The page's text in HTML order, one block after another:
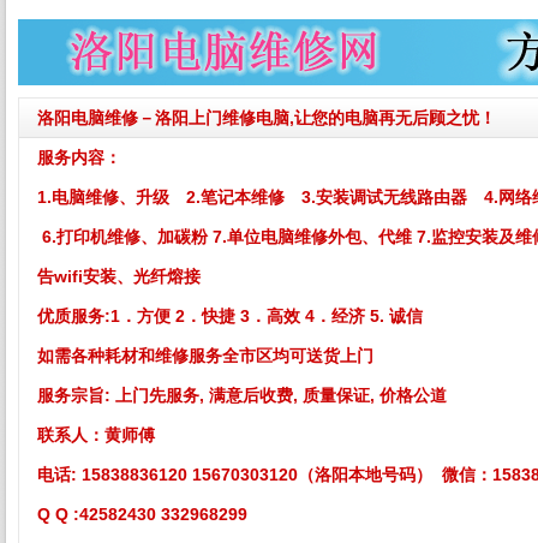
洛阳电脑维修－洛阳上门维修电脑,让您的电脑再无后顾之忧！
服务内容：
1.电脑维修、升级 2.笔记本维修 3.安装调试无线路由器 4.网络
6.打印机维修、加碳粉 7.单位电脑维修外包、代维 7.监控安装及
告wifi安装、光纤熔接
优质服务:1．方便 2．快捷 3．高效 4．经济 5. 诚信
如需各种耗材和维修服务全市区均可送货上门
服务宗旨: 上门先服务, 满意后收费, 质量保证, 价格公道
联系人：黄师傅
电话: 15838836120 15670303120 （洛阳本地号码） 微信：
Q Q :42582430 332968299